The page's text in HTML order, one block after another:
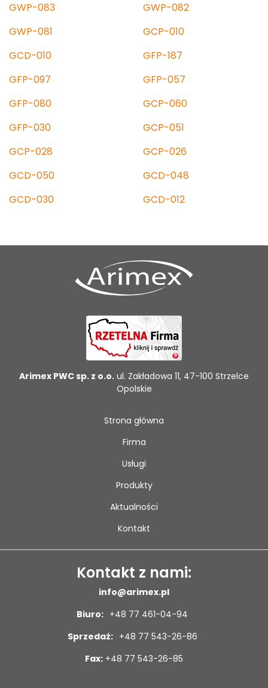
GWP-083
GWP-082
GWP-081
GCP-010
GCD-010
GFP-187
GFP-097
GFP-057
GFP-080
GCP-060
GFP-030
GCP-051
GCP-028
GCP-026
GCD-050
GCD-048
GCD-030
GCD-012
Arimex PWC sp. z o.o. ul. Zakładowa 11, 47-100 Strzelce
Opolskie
Strona główna
Firma
Usługi
Produkty
Aktualności
Kontakt
Kontakt z nami:
info@arimex.pl
Biuro: +48 77 461-04-94
Sprzedaż: +48 77 543-26-86
Fax: +48 77 543-26-85